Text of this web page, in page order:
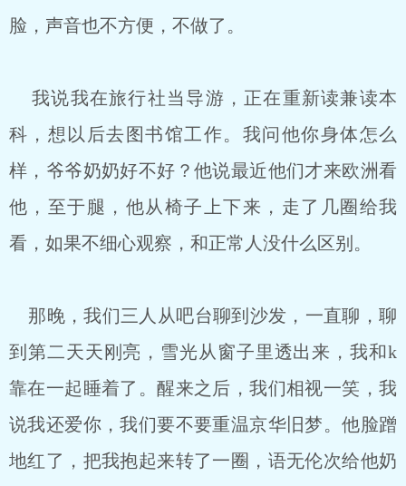
脸，声音也不方便，不做了。
我说我在旅行社当导游，正在重新读兼读本
科，想以后去图书馆工作。我问他你身体怎么
样，爷爷奶奶好不好？他说最近他们才来欧洲看
他，至于腿，他从椅子上下来，走了几圈给我
看，如果不细心观察，和正常人没什么区别。
那晚，我们三人从吧台聊到沙发，一直聊，聊
到第二天天刚亮，雪光从窗子里透出来，我和k
靠在一起睡着了。醒来之后，我们相视一笑，我
说我还爱你，我们要不要重温京华旧梦。他脸蹭
地红了，把我抱起来转了一圈，语无伦次给他奶